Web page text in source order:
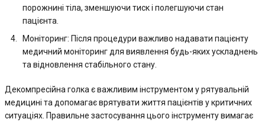
порожнині тіла, зменшуючи тиск і полегшуючи стан
пацієнта.
Моніторинг: Після процедури важливо надавати пацієнту
медичний моніторинг для виявлення будь-яких ускладнень
та відновлення стабільного стану.
Декомпресійна голка є важливим інструментом у рятувальній
медицині та допомагає врятувати життя пацієнтів у критичних
ситуаціях. Правильне застосування цього інструменту вимагає